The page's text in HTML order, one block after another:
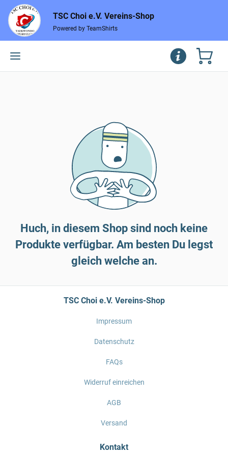
TSC Choi e.V. Vereins-Shop
Powered by TeamShirts
Huch, in diesem Shop sind noch keine
Produkte verfügbar. Am besten Du legst
gleich welche an.
TSC Choi e.V. Vereins-Shop
Impressum
Datenschutz
FAQs
Widerruf einreichen
AGB
Versand
Kontakt